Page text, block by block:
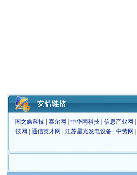
国之鑫科技 泰尔网 中华网科技 信息产业网
技网
通信英才网 江苏星光发电设备| 中劳网